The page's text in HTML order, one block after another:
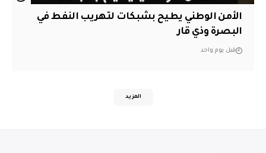
الأمن الوطني يطيح بشبكات لتهريب النفط في
البصرة وذي قار
قبل يوم واحد
المزيد